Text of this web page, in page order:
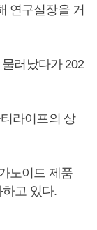
연구실장을 거
러났다가 202
라이프의 상
노이드 제품
고 있다.